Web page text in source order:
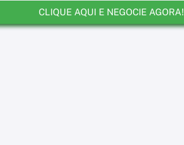
CLIQUE AQUI E NEGOCIE AGORA!